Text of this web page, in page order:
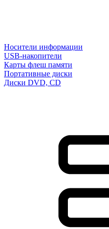
Носители информации
USB-накопители
Карты флеш памяти
Портативные диски
Диски DVD, CD